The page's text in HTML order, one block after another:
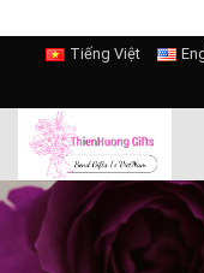
content
Tiếng Việt